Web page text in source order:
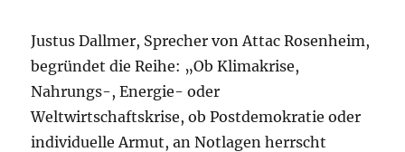
Justus Dallmer, Sprecher von Attac Rosenheim,
begründet die Reihe: „Ob Klimakrise,
Nahrungs-, Energie- oder
Weltwirtschaftskrise, ob Postdemokratie oder
individuelle Armut, an Notlagen herrscht